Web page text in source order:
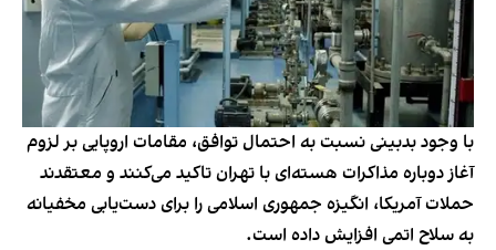
با وجود بدبینی نسبت به احتمال توافق، مقامات اروپایی بر لزوم
آغاز دوباره مذاکرات هسته‌ای با تهران تاکید می‌کنند و معتقدند
حملات آمریکا، انگیزه جمهوری اسلامی را برای دست‌یابی مخفیانه
به سلاح اتمی افزایش داده است.